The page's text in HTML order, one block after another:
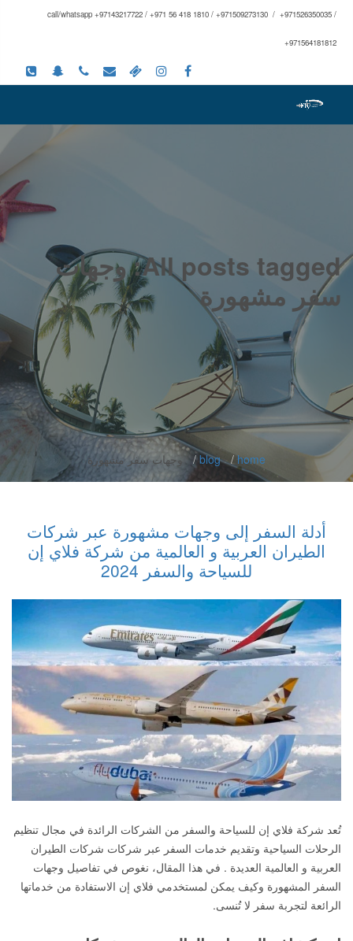
call/whatsapp +97143217722 / +971 56 418 1810 / +971509273130 / +971526350035 /
+971564181812
All posts tagged: وجهات
سفر مشهورة
home
blog وجهات سفر مشهورة
أدلة السفر إلى وجهات مشهورة عبر شركات
الطيران العربية و العالمية من شركة فلاي إن
للسياحة والسفر 2024
تُعد شركة فلاي إن للسياحة والسفر من الشركات الرائدة في مجال تنظيم
الرحلات السياحية وتقديم خدمات السفر عبر شركات شركات الطيران
العربية و العالمية العديدة . في هذا المقال، نغوص في تفاصيل وجهات
السفر المشهورة وكيف يمكن لمستخدمي فلاي إن الاستفادة من خدماتها
الرائعة لتجربة سفر لا تُنسى.